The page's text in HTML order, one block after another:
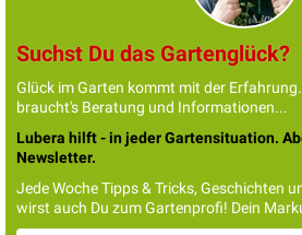
Suchst Du das Gartenglück?
Glück im Garten kommt mit der
braucht's Beratung und Informationen...
Lubera hilft - in jeder Gartensituation.
Newsletter.
Jede Woche Tipps & Tricks, Geschichten
wirst auch Du zum Gartenprofi! Dein